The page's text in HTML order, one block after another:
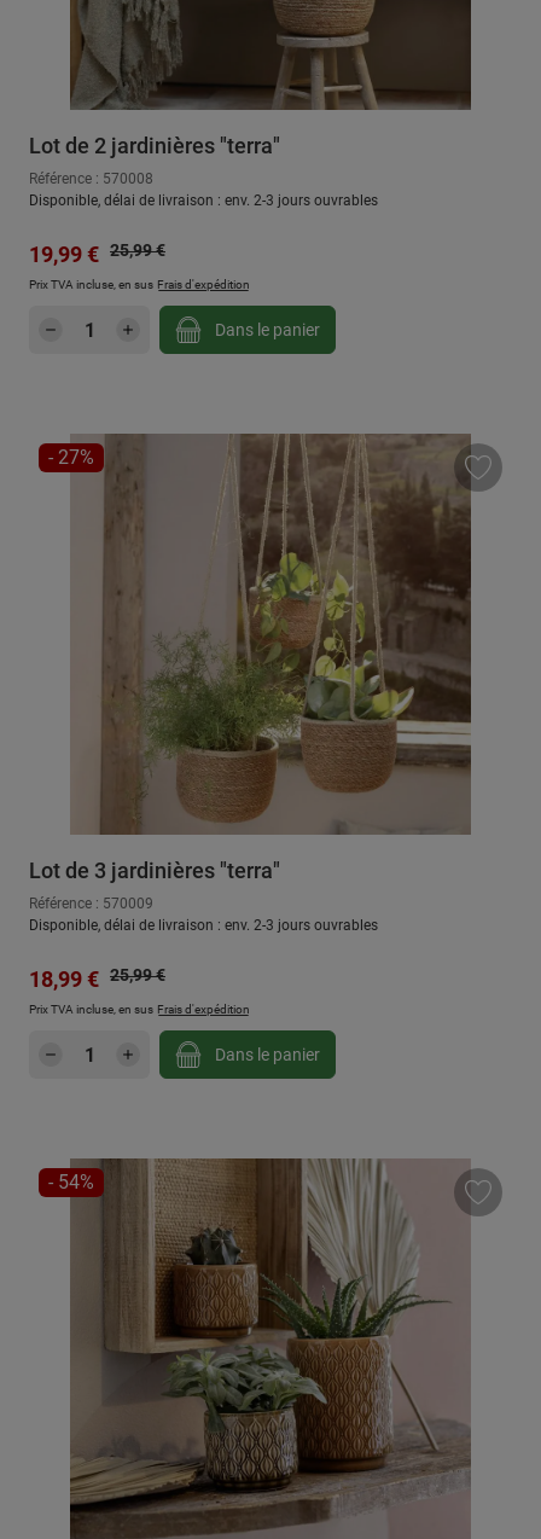
Lot de 2 jardinières "terra"
Référence : 570008
Disponible, délai de livraison : env. 2-3 jours ouvrables
Prix de vente :
19,99 € Prix régulier :
25,99 €
Prix TVA incluse, en sus Frais d'expédition
Quantité de produit : Entrez la quantité
Dans le panier
RÉDUCTION
- 27%
Lot de 3 jardinières "terra"
Référence : 570009
Disponible, délai de livraison : env. 2-3 jours ouvrables
Prix de vente :
18,99 € Prix régulier :
25,99 €
Prix TVA incluse, en sus Frais d'expédition
Quantité de produit : Entrez la quantité
Dans le panier
RÉDUCTION
- 54%